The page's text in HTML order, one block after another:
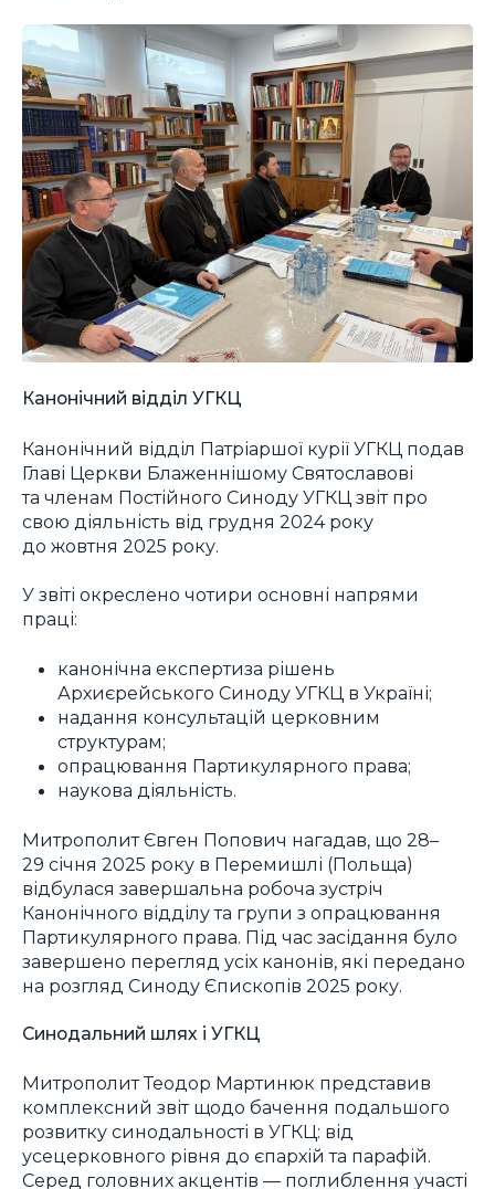
Канонічний відділ УГКЦ
Канонічний відділ Патріаршої курії УГКЦ подав
Главі Церкви Блаженнішому Святославові
та членам Постійного Синоду УГКЦ звіт про
свою діяльність від грудня 2024 року
до жовтня 2025 року.
У звіті окреслено чотири основні напрями
праці:
канонічна експертиза рішень
Архиєрейського Синоду УГКЦ в Україні;
надання консультацій церковним
структурам;
опрацювання Партикулярного права;
наукова діяльність.
Митрополит Євген Попович нагадав, що 28–
29 січня 2025 року в Перемишлі (Польща)
відбулася завершальна робоча зустріч
Канонічного відділу та групи з опрацювання
Партикулярного права. Під час засідання було
завершено перегляд усіх канонів, які передано
на розгляд Синоду Єпископів 2025 року.
Синодальний шлях і УГКЦ
Митрополит Теодор Мартинюк представив
комплексний звіт щодо бачення подальшого
розвитку синодальності в УГКЦ: від
усецерковного рівня до єпархій та парафій.
Серед головних акцентів — поглиблення участі